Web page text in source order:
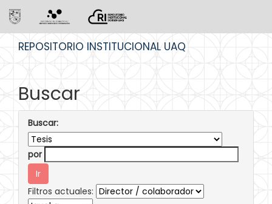
REPOSITORIO INSTITUCIONAL UAQ
Buscar
Buscar:
por
Filtros actuales: